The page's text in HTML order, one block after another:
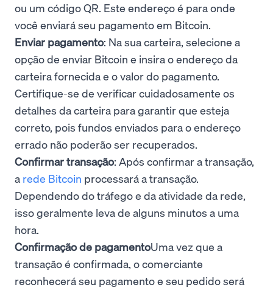
ou um código QR. Este endereço é para onde
você enviará seu pagamento em Bitcoin.
Enviar pagamento: Na sua carteira, selecione a
opção de enviar Bitcoin e insira o endereço da
carteira fornecida e o valor do pagamento.
Certifique-se de verificar cuidadosamente os
detalhes da carteira para garantir que esteja
correto, pois fundos enviados para o endereço
errado não poderão ser recuperados.
Confirmar transação: Após confirmar a transação,
a rede Bitcoin processará a transação.
Dependendo do tráfego e da atividade da rede,
isso geralmente leva de alguns minutos a uma
hora.
Confirmação de pagamentoUma vez que a
transação é confirmada, o comerciante
reconhecerá seu pagamento e seu pedido será